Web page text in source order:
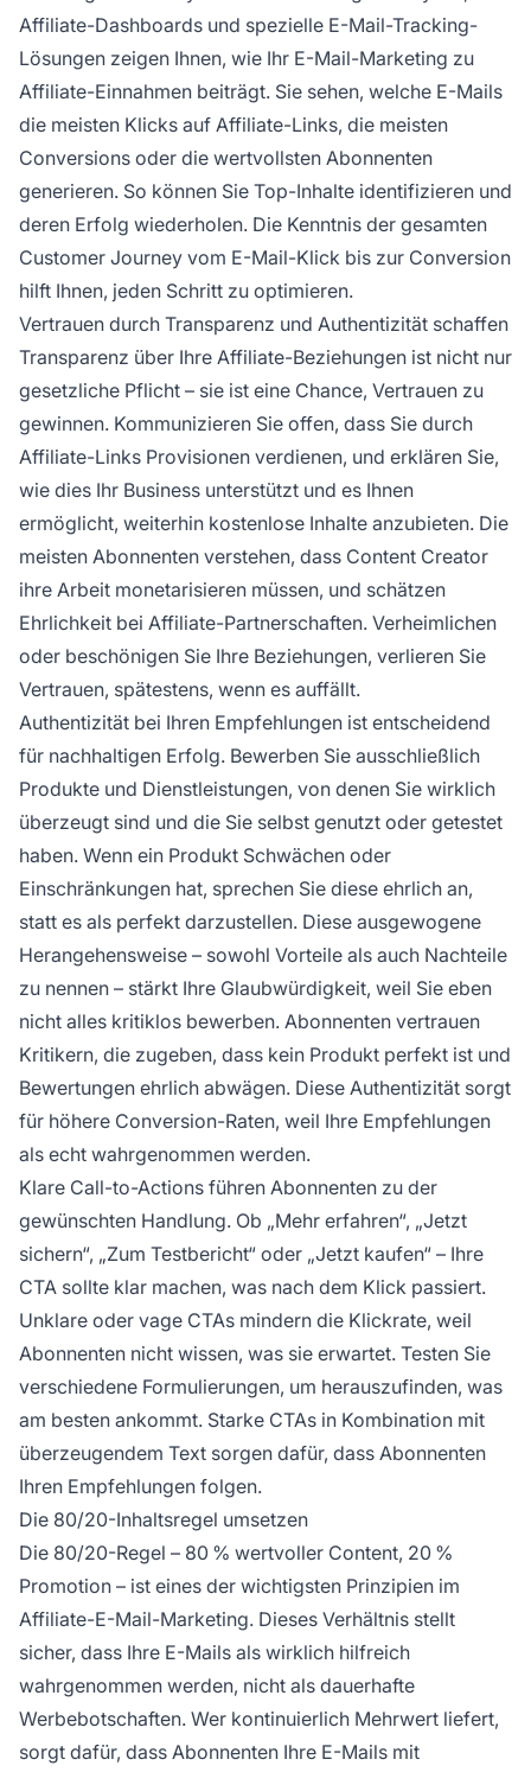
Affiliate-Dashboards und spezielle E-Mail-Tracking-
Lösungen zeigen Ihnen, wie Ihr E-Mail-Marketing zu
Affiliate-Einnahmen beiträgt. Sie sehen, welche E-Mails
die meisten Klicks auf Affiliate-Links, die meisten
Conversions oder die wertvollsten Abonnenten
generieren. So können Sie Top-Inhalte identifizieren und
deren Erfolg wiederholen. Die Kenntnis der gesamten
Customer Journey vom E-Mail-Klick bis zur Conversion
hilft Ihnen, jeden Schritt zu optimieren.
Vertrauen durch Transparenz und Authentizität schaffen
Transparenz über Ihre Affiliate-Beziehungen ist nicht nur
gesetzliche Pflicht – sie ist eine Chance, Vertrauen zu
gewinnen. Kommunizieren Sie offen, dass Sie durch
Affiliate-Links Provisionen verdienen, und erklären Sie,
wie dies Ihr Business unterstützt und es Ihnen
ermöglicht, weiterhin kostenlose Inhalte anzubieten. Die
meisten Abonnenten verstehen, dass Content Creator
ihre Arbeit monetarisieren müssen, und schätzen
Ehrlichkeit bei Affiliate-Partnerschaften. Verheimlichen
oder beschönigen Sie Ihre Beziehungen, verlieren Sie
Vertrauen, spätestens, wenn es auffällt.
Authentizität bei Ihren Empfehlungen ist entscheidend
für nachhaltigen Erfolg. Bewerben Sie ausschließlich
Produkte und Dienstleistungen, von denen Sie wirklich
überzeugt sind und die Sie selbst genutzt oder getestet
haben. Wenn ein Produkt Schwächen oder
Einschränkungen hat, sprechen Sie diese ehrlich an,
statt es als perfekt darzustellen. Diese ausgewogene
Herangehensweise – sowohl Vorteile als auch Nachteile
zu nennen – stärkt Ihre Glaubwürdigkeit, weil Sie eben
nicht alles kritiklos bewerben. Abonnenten vertrauen
Kritikern, die zugeben, dass kein Produkt perfekt ist und
Bewertungen ehrlich abwägen. Diese Authentizität sorgt
für höhere Conversion-Raten, weil Ihre Empfehlungen
als echt wahrgenommen werden.
Klare Call-to-Actions führen Abonnenten zu der
gewünschten Handlung. Ob „Mehr erfahren“, „Jetzt
sichern“, „Zum Testbericht“ oder „Jetzt kaufen“ – Ihre
CTA sollte klar machen, was nach dem Klick passiert.
Unklare oder vage CTAs mindern die Klickrate, weil
Abonnenten nicht wissen, was sie erwartet. Testen Sie
verschiedene Formulierungen, um herauszufinden, was
am besten ankommt. Starke CTAs in Kombination mit
überzeugendem Text sorgen dafür, dass Abonnenten
Ihren Empfehlungen folgen.
Die 80/20-Inhaltsregel umsetzen
Die 80/20-Regel – 80 % wertvoller Content, 20 %
Promotion – ist eines der wichtigsten Prinzipien im
Affiliate-E-Mail-Marketing. Dieses Verhältnis stellt
sicher, dass Ihre E-Mails als wirklich hilfreich
wahrgenommen werden, nicht als dauerhafte
Werbebotschaften. Wer kontinuierlich Mehrwert liefert,
sorgt dafür, dass Abonnenten Ihre E-Mails mit